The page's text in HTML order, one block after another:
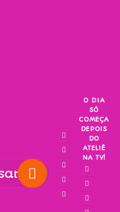
O DIA
SÓ
COMEÇA
DEPOIS
DO
ATELIÊ
NA TV!